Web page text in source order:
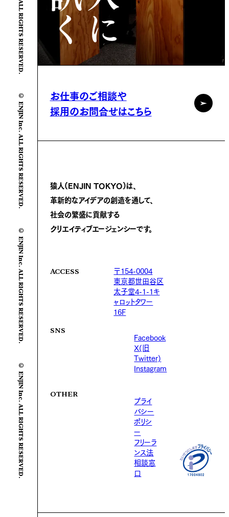
© ENJIN Inc. ALL RIGHTS RESERVED.
© ENJIN Inc. ALL RIGHTS RESERVED.
© ENJIN Inc. ALL RIGHTS RESERVED.
お仕事のご相談や
採用のお問合せはこちら
猿人(ENJIN TOKYO)は、
革新的なアイデアの創造を通して、
社会の繁盛に貢献する
クリエイティブエージェンシーです。
ACCESS
〒154-0004
東京都世田谷区
太子堂4-1-1キ
ャロットタワー
16F
SNS
Facebook
X(旧
Twitter)
Instagram
OTHER
プライ
バシー
ポリシ
ー
フリーラ
ンス法
相談窓
口